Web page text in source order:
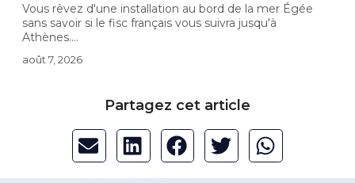
Vous rêvez d'une installation au bord de la mer Égée
sans savoir si le fisc français vous suivra jusqu'à
Athènes....
août 7, 2026
Partagez cet article